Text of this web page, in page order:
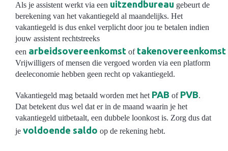
Als je assistent werkt via een uitzendbureau gebeurt de
berekening van het vakantiegeld al maandelijks. Het
vakantiegeld is dus enkel verplicht door jou te betalen indien
jouw assistent rechtstreeks
een arbeidsovereenkomst of takenovereenkomst
Vrijwilligers of mensen die vergoed worden via een platform
deeleconomie hebben geen recht op vakantiegeld.
Vakantiegeld mag betaald worden met het PAB of PVB.
Dat betekent dus wel dat er in de maand waarin je het
vakantiegeld uitbetaalt, een dubbele loonkost is. Zorg dus dat
je voldoende saldo op de rekening hebt.